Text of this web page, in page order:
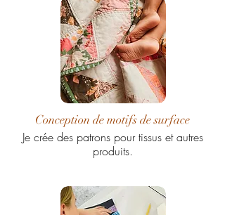
Conception de motifs de surface
Je crée des patrons pour tissus et autres
produits.